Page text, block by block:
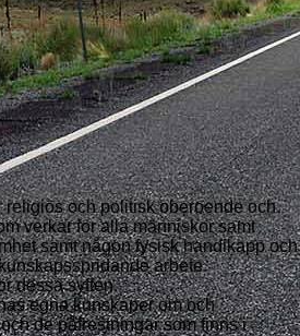
och politisk oberoende och
verkar för alla människor samt
samt någon fysisk handikapp och
arbete.
dessa syften.
egna kunskaper om och
de påfrestningar som finns i